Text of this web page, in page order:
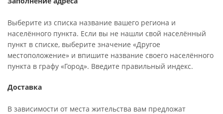
Выберите из списка название вашего региона и
населённого пункта. Если вы не нашли свой населённый
пункт в списке, выберите значение «Другое
местоположение» и впишите название своего населённого
пункта в графу «Город». Введите правильный индекс.
Доставка
В зависимости от места жительства вам предложат